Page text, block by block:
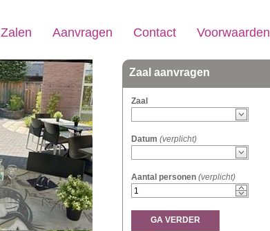
Zalen Aanvragen Contact Voorwaarden
Zaal aanvragen
Zaal
Datum (verplicht)
Aantal personen (verplicht)
GA VERDER